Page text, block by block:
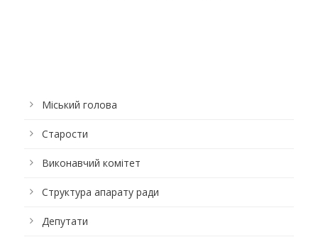
Міський голова
Старости
Виконавчий комітет
Структура апарату ради
Депутати